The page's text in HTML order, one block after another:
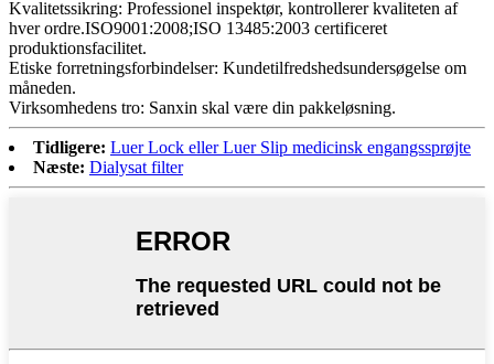
Kvalitetssikring: Professionel inspektør, kontrollerer kvaliteten af ​​
hver ordre.ISO9001:2008;ISO 13485:2003 certificeret
produktionsfacilitet.
Etiske forretningsforbindelser: Kundetilfredshedsundersøgelse om
måneden.
Virksomhedens tro: Sanxin skal være din pakkeløsning.
Tidligere: Luer Lock eller Luer Slip medicinsk engangssprøjte
Næste: Dialysat filter